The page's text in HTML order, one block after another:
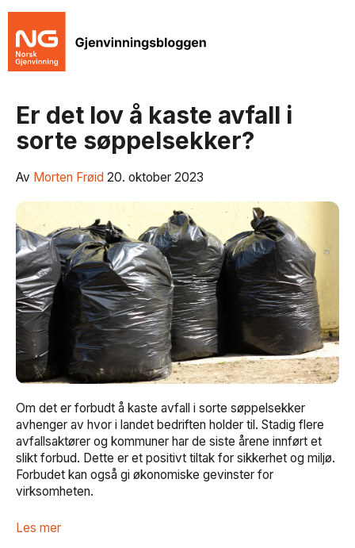
Er det lov å kaste avfall i
sorte søppelsekker?
Av Morten Frøid 20. oktober 2023
Om det er forbudt å kaste avfall i sorte søppelsekker
avhenger av hvor i landet bedriften holder til. Stadig flere
avfallsaktører og kommuner har de siste årene innført et
slikt forbud. Dette er et positivt tiltak for sikkerhet og miljø.
Forbudet kan også gi økonomiske gevinster for
virksomheten.
Les mer